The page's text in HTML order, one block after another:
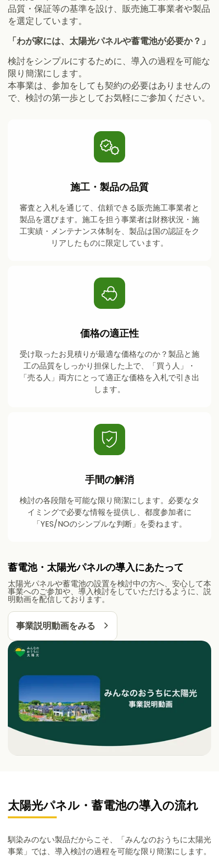
品質・保証等の基準を設け、販売施工事業者や製品
を選定しています。
「わが家には、太陽光パネルや蓄電池が必要か？」
検討をシンプルにするために、導入の過程を可能な
限り簡潔にします。
本事業は、参加をしても契約の必要はありませんの
で、検討の第一歩としてお気軽にご参加ください。
施工・製品の品質
審査と入札を通じて、信頼できる販売施工事業者と
製品を選びます。施工を担う事業者は財務状況・施
工実績・メンテナンス体制を、製品は国の認証をク
リアしたものに限定しています。
価格の適正性
受け取ったお見積りが最適な価格なのか？製品と施
工の品質をしっかり担保した上で、「買う人」・
「売る人」両方にとって適正な価格を入札で引き出
します。
手間の解消
検討の各段階を可能な限り簡潔にします。必要なタ
イミングで必要な情報を提供し、都度参加者に
「YES/NOのシンプルな判断」を委ねます。
蓄電池・太陽光パネルの導入にあたって
太陽光パネルや蓄電池の設置を検討中の方へ、安心して本
事業へのご参加や、導入検討をしていただけるように、説
明動画を配信しております。
事業説明動画をみる
太陽光パネル・蓄電池の導入の流れ
馴染みのない製品だからこそ、「みんなのおうちに太陽光
事業」では、導入検討の過程を可能な限り簡潔にします。